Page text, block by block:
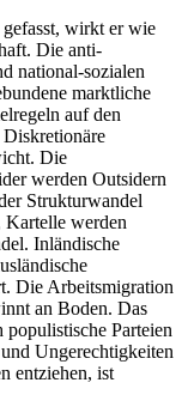
wirkt er wie
Die anti-
national-sozialen
marktliche
auf den
Die
werden Outsidern
Strukturwandel
Kartelle werden
Inländische
Die Arbeitsmigration
an Boden. Das
Parteien
Ungerechtigkeiten
entziehen, ist